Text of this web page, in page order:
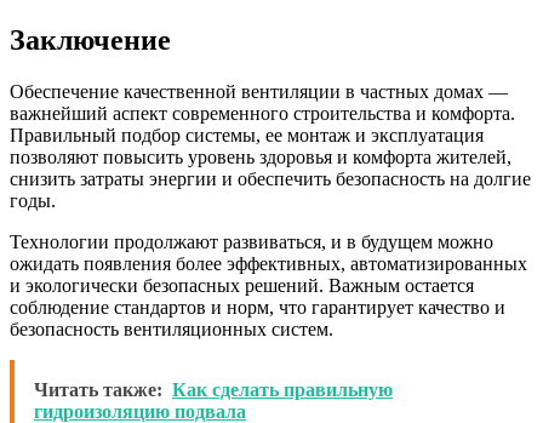
Заключение
Обеспечение качественной вентиляции в частных домах —
важнейший аспект современного строительства и комфорта.
Правильный подбор системы, ее монтаж и эксплуатация
позволяют повысить уровень здоровья и комфорта жителей,
снизить затраты энергии и обеспечить безопасность на долгие
годы.
Технологии продолжают развиваться, и в будущем можно
ожидать появления более эффективных, автоматизированных
и экологически безопасных решений. Важным остается
соблюдение стандартов и норм, что гарантирует качество и
безопасность вентиляционных систем.
Читать также: Как сделать правильную
гидроизоляцию подвала